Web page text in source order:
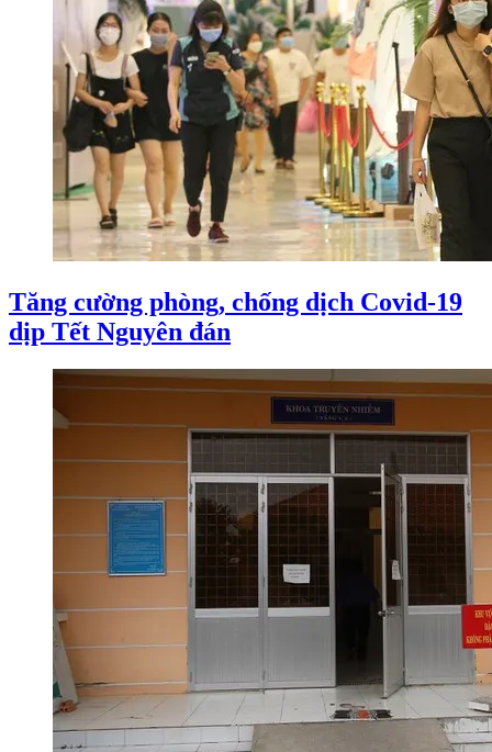
Tăng cường phòng, chống dịch Covid-19
dịp Tết Nguyên đán